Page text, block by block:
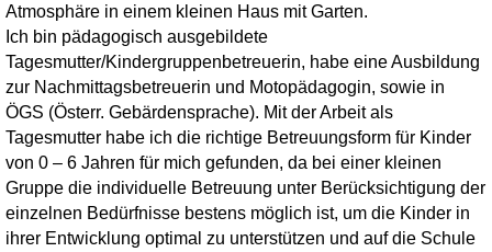
Atmosphäre in einem kleinen Haus mit Garten.
Ich bin pädagogisch ausgebildete
Tagesmutter/Kindergruppenbetreuerin, habe eine Ausbildung
zur Nachmittagsbetreuerin und Motopädagogin, sowie in
ÖGS (Österr. Gebärdensprache). Mit der Arbeit als
Tagesmutter habe ich die richtige Betreuungsform für Kinder
von 0 – 6 Jahren für mich gefunden, da bei einer kleinen
Gruppe die individuelle Betreuung unter Berücksichtigung der
einzelnen Bedürfnisse bestens möglich ist, um die Kinder in
ihrer Entwicklung optimal zu unterstützen und auf die Schule